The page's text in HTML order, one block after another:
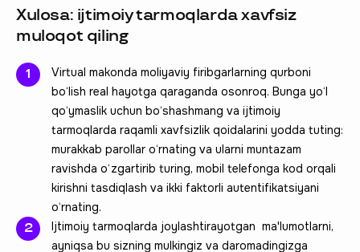
Xulosa: ijtimoiy tarmoqlarda xavfsiz
muloqot qiling
Virtual makonda moliyaviy firibgarlarning qurboni
bo‘lish real hayotga qaraganda osonroq. Bunga yo‘l
qo‘ymaslik uchun bo‘shashmang va ijtimoiy
tarmoqlarda raqamli xavfsizlik qoidalarini yodda tuting:
murakkab parollar o‘rnating va ularni muntazam
ravishda o‘zgartirib turing, mobil telefonga kod orqali
kirishni tasdiqlash va ikki faktorli autentifikatsiyani
o‘rnating.
Ijtimoiy tarmoqlarda joylashtirayotgan ma'lumotlarni,
ayniqsa bu sizning mulkingiz va daromadingizga